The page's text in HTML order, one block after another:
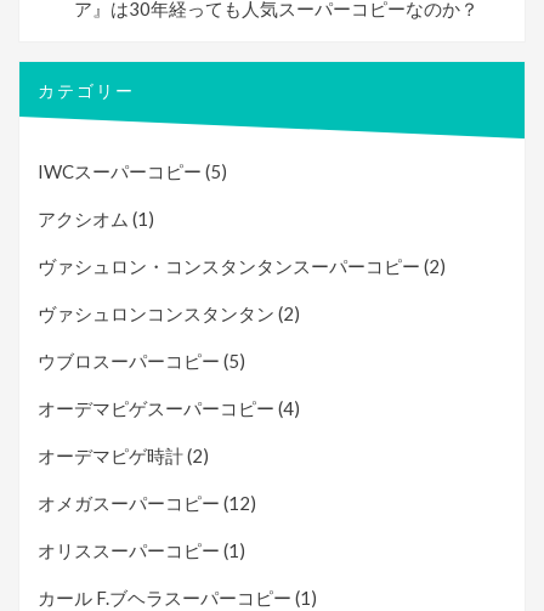
ア』は30年経っても人気スーパーコピーなのか？
カテゴリー
IWCスーパーコピー (5)
アクシオム (1)
ヴァシュロン・コンスタンタンスーパーコピー (2)
ヴァシュロンコンスタンタン (2)
ウブロスーパーコピー (5)
オーデマピゲスーパーコピー (4)
オーデマピゲ時計(2)
オメガスーパーコピー (12)
オリススーパーコピー (1)
カール F.ブヘラスーパーコピー (1)